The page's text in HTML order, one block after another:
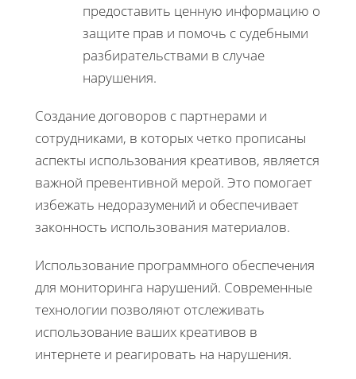
предоставить ценную информацию о
защите прав и помочь с судебными
разбирательствами в случае
нарушения.
Создание договоров с партнерами и
сотрудниками, в которых четко прописаны
аспекты использования креативов, является
важной превентивной мерой. Это помогает
избежать недоразумений и обеспечивает
законность использования материалов.
Использование программного обеспечения
для мониторинга нарушений. Современные
технологии позволяют отслеживать
использование ваших креативов в
интернете и реагировать на нарушения.